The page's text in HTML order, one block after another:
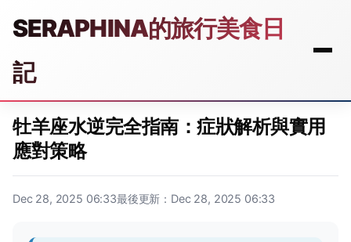
SERAPHINA的旅行美食日
記
牡羊座水逆完全指南：症狀解析與實用
應對策略
Dec 28, 2025 06:33最後更新：Dec 28, 2025 06:33